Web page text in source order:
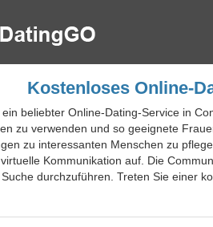
Kostenloses Online-
beliebter Online-Dating-Service in
zu verwenden und so geeignete
zu interessanten Menschen zu
Kommunikation auf. Die
durchzuführen. Treten Sie einer